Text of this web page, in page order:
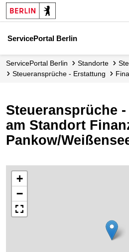
ServicePortal Berlin
ServicePortal Berlin Standorte
Steueransprüche - Erstattung
Steueransprüche
am Standort
Pankow/
+
−